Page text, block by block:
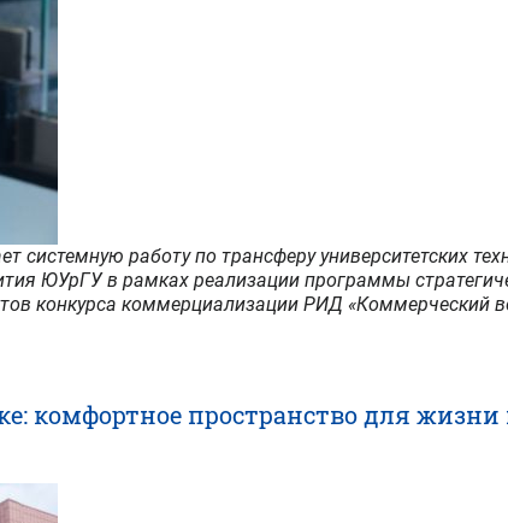
системную работу по трансферу университетских
ЮУрГУ в рамках реализации программы
конкурса коммерциализации РИД «Коммерческий
комфортное пространство для